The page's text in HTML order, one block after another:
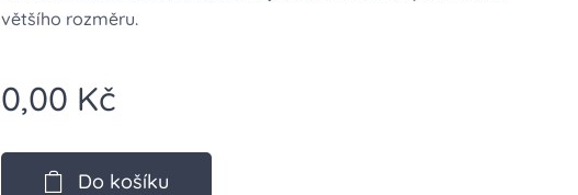
většího rozměru.
0,00 Kč
Do košíku